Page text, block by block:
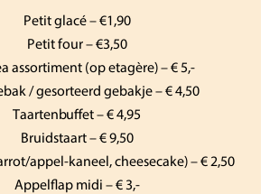
Petit glacé – €1,90
Petit four – €3,50
assortiment (op etagère) – € 5,-
/ gesorteerd gebakje – € 4,50
Taartenbuffet – € 4,95
Bruidstaart – € 9,50
appel-kaneel, cheesecake) – € 2,50
Appelflap midi – € 3,-